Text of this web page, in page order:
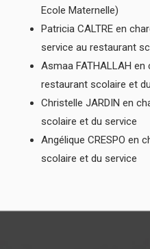
Ecole Maternelle)
Patricia CALTRE en
service au restaurant
Asmaa FATHALLAH
restaurant scolaire et
Christelle JARDIN en
scolaire et du service
Angélique CRESPO en
scolaire et du service